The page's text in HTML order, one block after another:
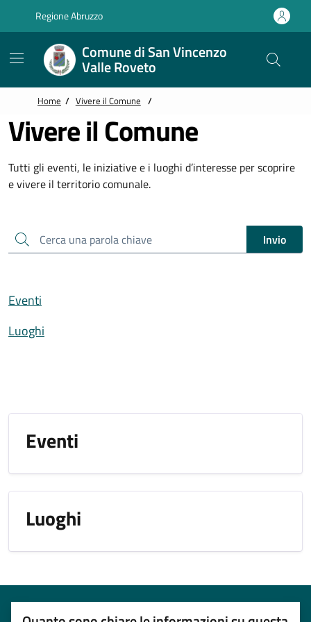
Regione Abruzzo
Comune di San Vincenzo
Valle Roveto
Home / Vivere il Comune /
Vivere il Comune
Tutti gli eventi, le iniziative e i luoghi d’interesse per scoprire
e vivere il territorio comunale.
Cerca una parola chiave Invio
Eventi
Luoghi
Eventi
Luoghi